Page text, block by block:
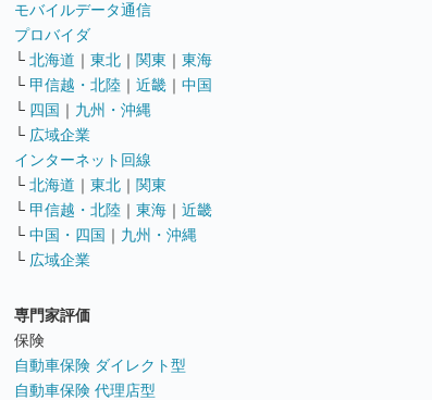
モバイルデータ通信
プロバイダ
└ 北海道 ｜ 東北 ｜ 関東 ｜ 東海
└ 甲信越・北陸 ｜ 近畿 ｜ 中国
└ 四国 ｜ 九州・沖縄
└ 広域企業
インターネット回線
└ 北海道 ｜ 東北 ｜ 関東
└ 甲信越・北陸 ｜ 東海 ｜ 近畿
└ 中国・四国 ｜ 九州・沖縄
└ 広域企業
専門家評価
保険
自動車保険 ダイレクト型
自動車保険 代理店型